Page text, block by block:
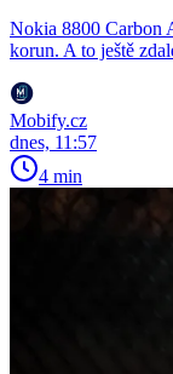
Nokia 8800 Carbon
korun. A to ještě
Mobify.cz
dnes, 11:57
4 min